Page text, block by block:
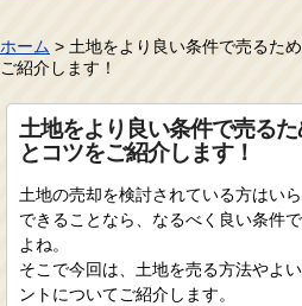
ホーム > 土地をより良い条件で売るた
ご紹介します！
土地をより良い条件で売る
とコツをご紹介します！
土地の売却を検討されている方はい
できることなら、なるべく良い条件
よね。
そこで今回は、土地を売る方法やよ
ントについてご紹介します。